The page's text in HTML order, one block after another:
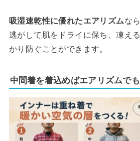
吸湿速乾性に優れたエアリズムな
逃がして肌をドライに保ち、凍え
かり防ぐことができます。
中間着を着込めばエアリズムで